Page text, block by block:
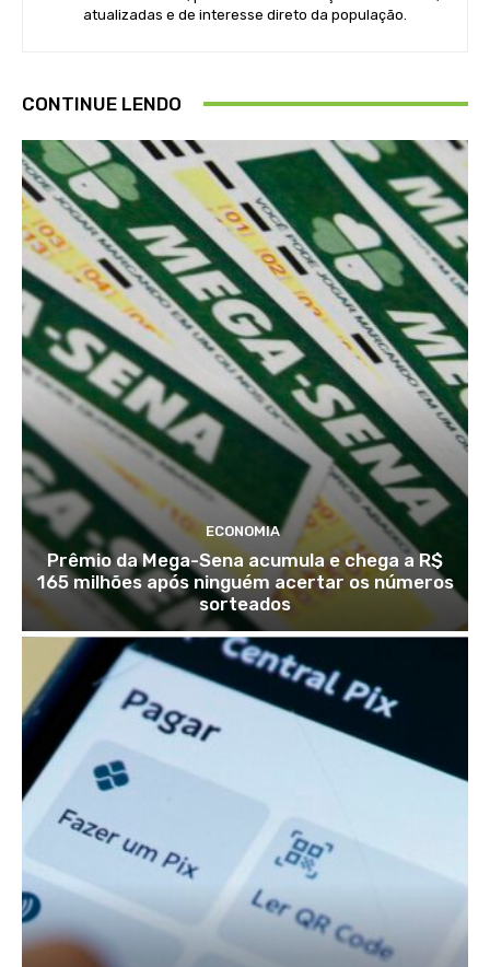
atualizadas e de interesse direto da população.
CONTINUE LENDO
ECONOMIA
Prêmio da Mega-Sena acumula e chega a R$
165 milhões após ninguém acertar os números
sorteados